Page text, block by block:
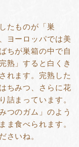
たものが「巣
ヨーロッパでは美
ちが巣箱の中で自
熟」すると白くき
れます。完熟した
ちみつ、さらに花
詰まっています。
つのガム」のよう
ま食べられます。
さいね。